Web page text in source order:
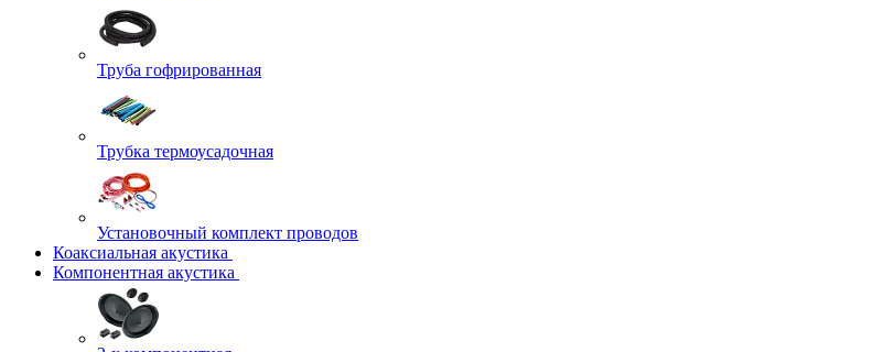
Труба гофрированная
Трубка термоусадочная
Установочный комплект проводов
Коаксиальная акустика
Компонентная акустика